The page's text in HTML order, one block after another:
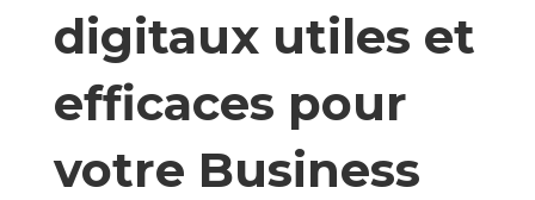
digitaux utiles et
efficaces pour
votre Business